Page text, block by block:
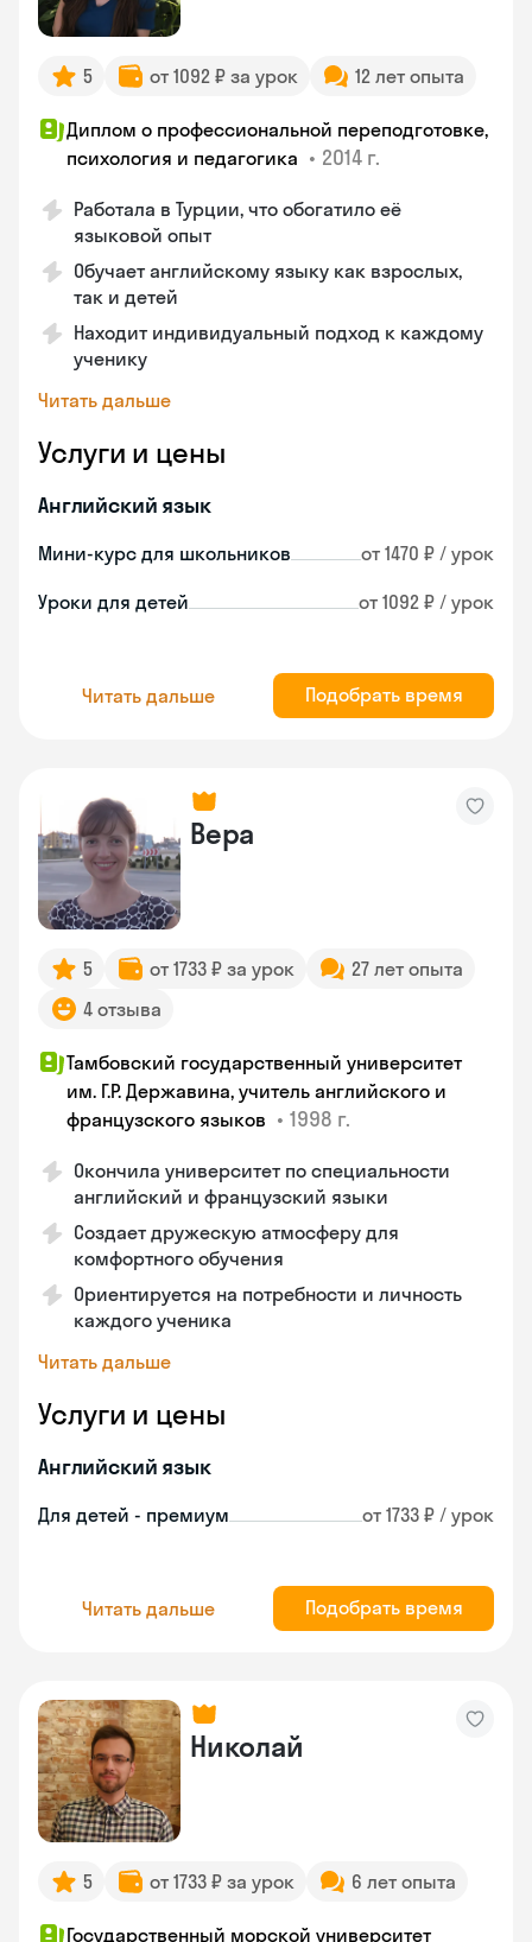
5 от 1092 ₽ за урок 12 лет опыта
Диплом о профессиональной переподготовке,
психология и педагогика • 2014 г.
Работала в Турции, что обогатило её
языковой опыт
Обучает английскому языку как взрослых,
так и детей
Находит индивидуальный подход к каждому
ученику
Читать дальше
Услуги и цены
Английский язык
Мини-курс для школьников от 1470 ₽ / урок
Уроки для детей от 1092 ₽ / урок
Читать дальше Подобрать время
Вера
5 от 1733 ₽ за урок
27 лет опыта
4 отзыва
Тамбовский государственный университет
им. Г.Р. Державина, учитель английского и
французского языков • 1998 г.
Окончила университет по специальности
английский и французский языки
Создает дружескую атмосферу для
комфортного обучения
Ориентируется на потребности и личность
каждого ученика
Читать дальше
Услуги и цены
Английский язык
Для детей - премиум от 1733 ₽ / урок
Читать дальше Подобрать время
Николай
5 от 1733 ₽ за урок 6 лет опыта
Государственный морской университет